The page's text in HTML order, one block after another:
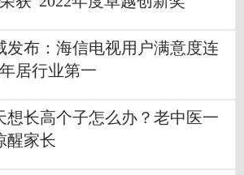
发布：海信电视用户满意度连
居行业第一
想长高个子怎么办？老中医一
醒家长